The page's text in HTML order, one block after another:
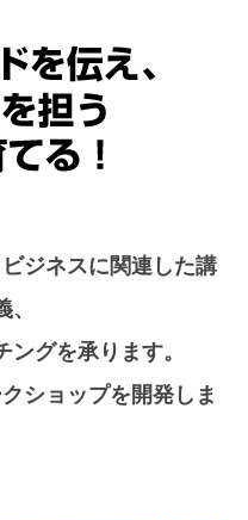
ジネスに関連した講
グを承ります。
ショップを開発しま